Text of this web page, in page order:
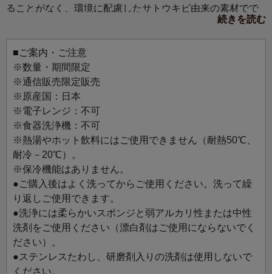
ることがなく、環境に配慮したサトウキビ由来の素材でで
きたグラス、IZ GLASS（アイヅグラス）です。会津の自然
を感じる美しさを持ちつつ、軽くて丈夫で、倒れにくい。
冷たいドリンクやビールはもちろん、フラッペのカップな
どにも。
デザインには、会津が誇る会津塗りの技術が生かされてお
り、伝統的なものづくりの中に現代的な技術を融合させ
た、スマートでサステナブルなグラスです。非常に軽いた
め、お子様やご高齢の方、またアウトドアでのお食事の際
にもおすすめです。
続きを読む
■ご案内・ご注意
※数量・期間限定
※通信販売限定販売
※原産国：日本
※電子レンジ：不可
※食器洗浄機：不可
※熱湯やホット飲料にはご使用できません（耐熱50℃、
耐冷－20℃）。
※保冷機能はありません。
●ご購入後はよく洗ってからご使用ください。洗って繰
り返しご使用できます。
●洗浄には柔らかいスポンジと弱アルカリ性または中性
洗剤をご使用ください（漂白剤はご使用にならないでく
ださい）。
●ステンレスたわし、研磨剤入りの洗剤は使用しないで
ください。